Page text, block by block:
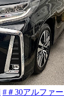
#＃30アルファ